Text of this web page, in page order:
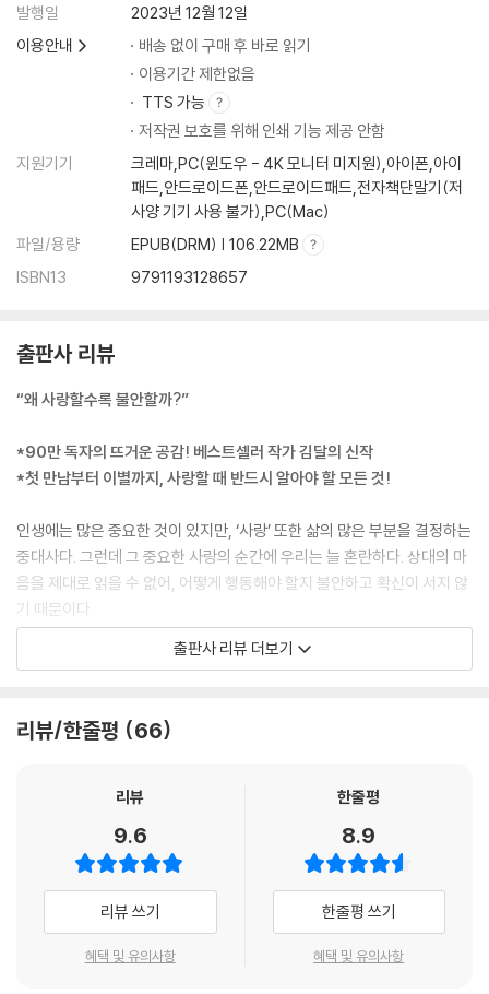
한 번이라도 차인 적이 있다면 알아야 할 것
지금, 사람 보는 눈을 바꾸지 못하면 생기는 일
돌아선 상대의 마음을 되돌리는 유일한 방법
헤어진 사람을 후회하게 만드는 법
PART 4. 결혼, 또 다른 시작
결혼은 가장 사랑하는 사람과 하는 것이 아니다
평생 함께할 사람인지 알아보는 법
요즘 사람들이 결혼 상대로 기피하는 유형
결론 없는 관계라면
아무리 좋은 사람이라도 결혼하기 힘든 이유
결혼하면 변할 사람을 구별하는 법
결혼 자금보다 중요한 것
후회하는 결혼은 이것 때문이다
발행일
2023년 12월 12일
이용안내
배송 없이 구매 후 바로 읽기
이용기간 제한없음
TTS 가능
저작권 보호를 위해 인쇄 기능 제공 안함
지원기기
크레마,PC(윈도우 - 4K 모니터 미지원),아이폰,아이
패드,안드로이드폰,안드로이드패드,전자책단말기(저
사양 기기 사용 불가),PC(Mac)
파일/용량
EPUB(DRM) | 106.22MB
ISBN13
9791193128657
출판사 리뷰
“왜 사랑할수록 불안할까?”
*90만 독자의 뜨거운 공감! 베스트셀러 작가 김달의 신작
*첫 만남부터 이별까지, 사랑할 때 반드시 알아야 할 모든 것!
인생에는 많은 중요한 것이 있지만, ‘사랑’ 또한 삶의 많은 부분을 결정하는
중대사다. 그런데 그 중요한 사랑의 순간에 우리는 늘 혼란하다. 상대의 마
음을 제대로 읽을 수 없어, 어떻게 행동해야 할지 불안하고 확신이 서지 않
기 때문이다.
사랑은 감정만으로 할 수 있는 것이 아니다. 반드시 ‘관계의 기술’이 필요하
의 바이블’이 되어줄 것이다. 구독자 88만 명, 누적 조회수 4억 회에 달하
에 더욱 신뢰할 수 있다.
물이 되어줄 책이다.
돈, 시간, 노력을 낭비하지 않는
가장 현실적인 사랑의 기술
출판사 리뷰 더보기
리뷰/한줄평 66
리뷰
9.6
리뷰 쓰기
혜택 및 유의사항
한줄평
8.9
한줄평 쓰기
혜택 및 유의사항